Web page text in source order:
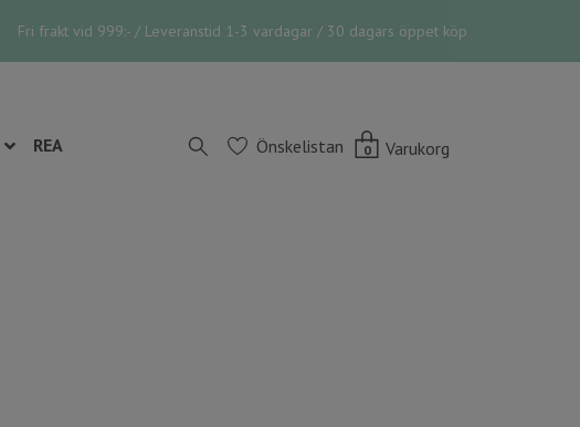
Fri frakt vid 999:- / Leveranstid 1-3 vardagar / 30 dagars öppet köp
REA Önskelistan 0 Varukorg